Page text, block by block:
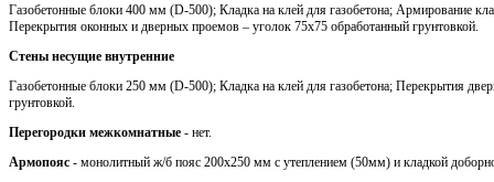
Газобетонные блоки 400 мм (D-500); Кладка на клей для газобетона; Армирование
Перекрытия оконных и дверных проемов – уголок 75х75 обработанный грунтовкой.
Стены несущие внутренние
Газобетонные блоки 250 мм (D-500); Кладка на клей для газобетона; Перекрытия
грунтовкой.
Перегородки межкомнатные - нет.
Армопояс - монолитный ж/б пояс 200х250 мм с утеплением (50мм) и кладкой